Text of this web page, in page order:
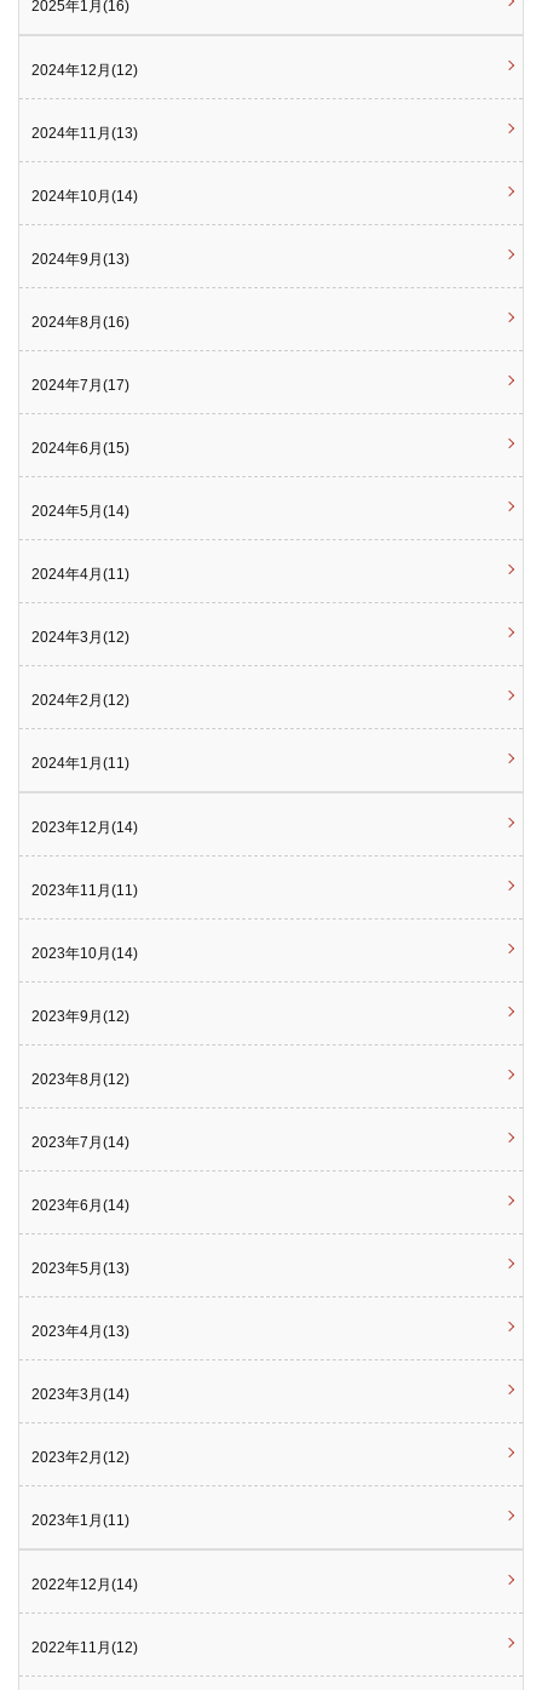
2025年1月(16)
2024年12月(12)
2024年11月(13)
2024年10月(14)
2024年9月(13)
2024年8月(16)
2024年7月(17)
2024年6月(15)
2024年5月(14)
2024年4月(11)
2024年3月(12)
2024年2月(12)
2024年1月(11)
2023年12月(14)
2023年11月(11)
2023年10月(14)
2023年9月(12)
2023年8月(12)
2023年7月(14)
2023年6月(14)
2023年5月(13)
2023年4月(13)
2023年3月(14)
2023年2月(12)
2023年1月(11)
2022年12月(14)
2022年11月(12)